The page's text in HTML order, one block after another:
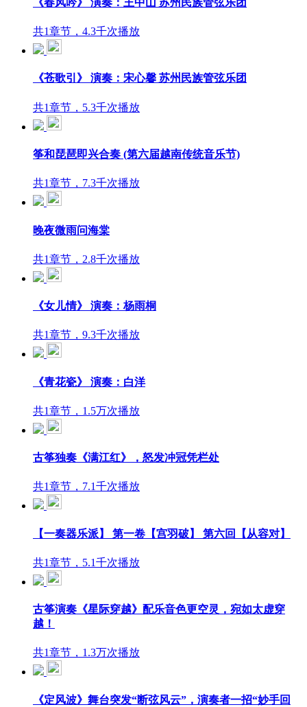
《春风吟》 演奏：王中山 苏州民族管弦乐团
共1章节，4.3千次播放
《苍歌引》 演奏：宋心馨 苏州民族管弦乐团
共1章节，5.3千次播放
筝和琵琶即兴合奏 (第六届越南传统音乐节)
共1章节，7.3千次播放
晚夜微雨问海棠
共1章节，2.8千次播放
《女儿情》 演奏：杨雨桐
共1章节，9.3千次播放
《青花瓷》 演奏：白洋
共1章节，1.5万次播放
古筝独奏《满江红》，怒发冲冠凭栏处
共1章节，7.1千次播放
【一奏器乐派】 第一卷【宫羽破】 第六回【从容对】
共1章节，5.1千次播放
古筝演奏《星际穿越》配乐音色更空灵，宛如太虚穿
越！
共1章节，1.3万次播放
《定风波》舞台突发“断弦风云”，演奏者一招“妙手回